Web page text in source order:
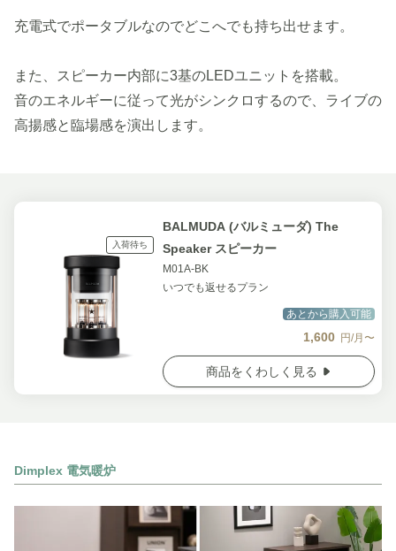
充電式でポータブルなのでどこへでも持ち出せます。
また、スピーカー内部に3基のLEDユニットを搭載。
音のエネルギーに従って光がシンクロするので、ライブの
高揚感と臨場感を演出します。
入荷待ち
BALMUDA (バルミューダ) The
Speaker スピーカー
M01A-BK
いつでも返せるプラン
あとから購入可能
1,600 円/月〜
商品をくわしく見る
Dimplex 電気暖炉